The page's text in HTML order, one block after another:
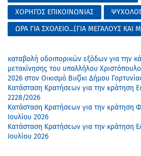
ΧΟΡΗΓΟΣ ΕΠΙΚΟΙΝΩΝΙΑΣ
ΩΡΑ ΓΙΑ ΣΧΟΛΕΙΟ...(ΓΙΑ ΜΕΓΑΛΟΥΣ ΚΑΙ
καταβολή οδοιπορικών εξόδων για την
μετακίνησης του υπαλλήλου
2026 στον Οικισμό Βυζίκι Δήμου
Κατάσταση Κρατήσεων για την κράτηση
2228/2026
Κατάσταση Κρατήσεων για την κράτηση
Ιουλίου 2026
Κατάσταση Κρατήσεων για την κράτηση
Ιουλίου 2026